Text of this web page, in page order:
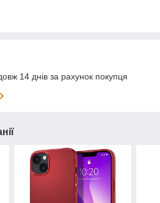
14 днів за рахунок покупця